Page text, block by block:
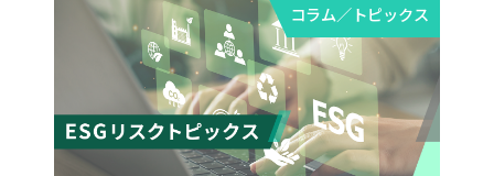
コラム／トピックス